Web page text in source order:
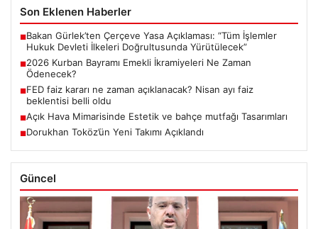
Son Eklenen Haberler
■Bakan Gürlek’ten Çerçeve Yasa Açıklaması: “Tüm İşlemler
Hukuk Devleti İlkeleri Doğrultusunda Yürütülecek”
■2026 Kurban Bayramı Emekli İkramiyeleri Ne Zaman
Ödenecek?
■FED faiz kararı ne zaman açıklanacak? Nisan ayı faiz
beklentisi belli oldu
■Açık Hava Mimarisinde Estetik ve bahçe mutfağı Tasarımları
■Dorukhan Toköz’ün Yeni Takımı Açıklandı
Güncel